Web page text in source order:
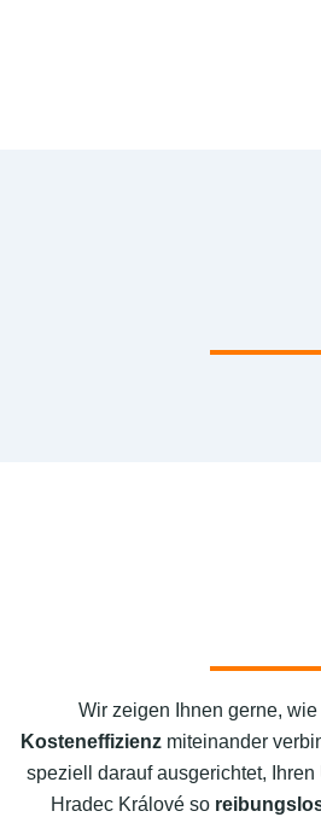
Wir zeigen Ihnen gerne,
Kosteneffizienz miteinander
speziell darauf ausgerichtet,
Hradec Králové so